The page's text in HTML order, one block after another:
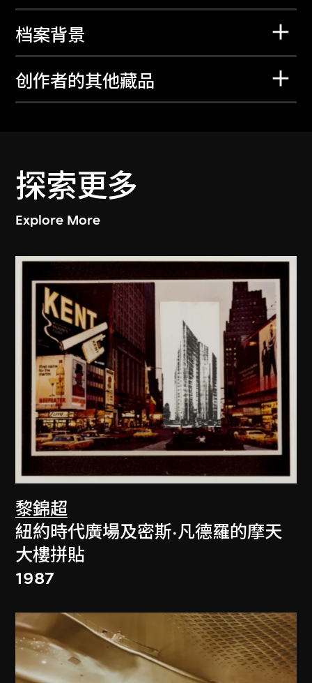
档案背景
创作者的其他藏品
探索更多
Explore More
黎錦超
紐約時代廣場及密斯·凡德羅的摩天
大樓拼貼
1987